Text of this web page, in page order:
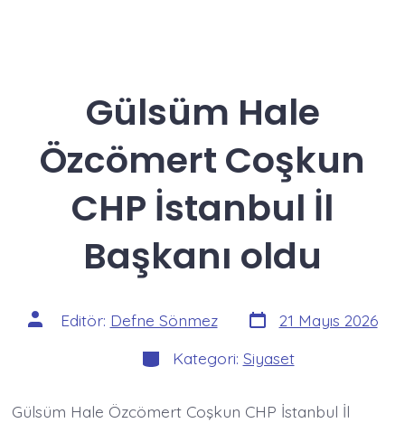
Gülsüm Hale
Özcömert Coşkun
CHP İstanbul İl
Başkanı oldu
Yazının
yazarı
Editör: Defne Sönmez Yazı
tarihi
21 Mayıs 2026
Kategoriler
Kategori: Siyaset
Gülsüm Hale Özcömert Coşkun CHP İstanbul İl